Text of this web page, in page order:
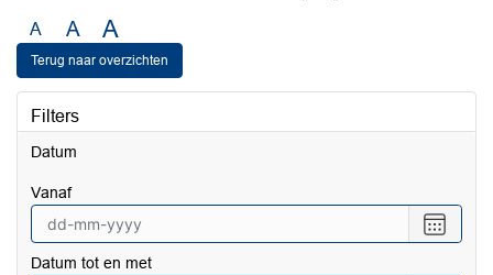
A A A
Terug naar overzichten
Filters
Datum
vanaf
een
Datum tot en met